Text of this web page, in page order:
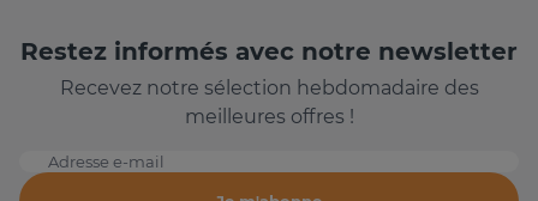
Restez informés avec notre newsletter
Recevez notre sélection hebdomadaire des
meilleures offres !
Adresse e-mail